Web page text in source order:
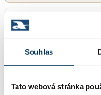
Souhlas
Tato webová stránka
anglický